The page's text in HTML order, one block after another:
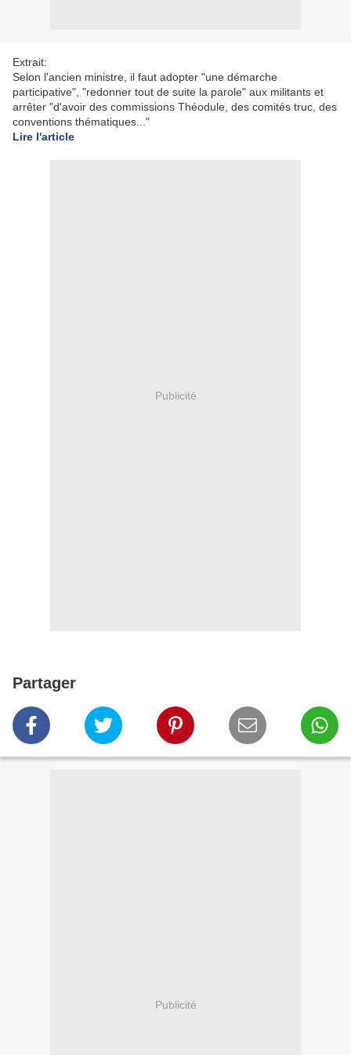
Extrait:
Selon l'ancien ministre, il faut adopter "une démarche
participative", "redonner tout de suite la parole" aux militants et
arrêter "d'avoir des commissions Théodule, des comités truc, des
conventions thématiques..."
Lire l'article
Publicité
Partager
Publicité